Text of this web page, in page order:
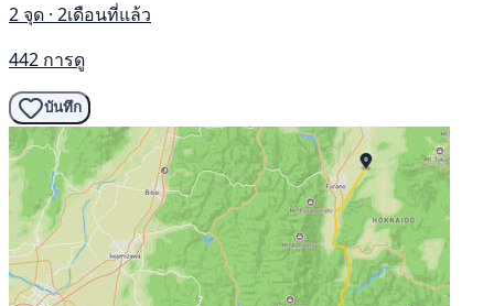
2 จุด · 2เดือนที่แล้ว
442 การดู
บันทึก